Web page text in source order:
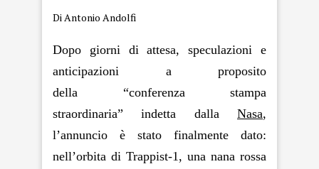
Di Antonio Andolfi
Dopo giorni di attesa, speculazioni e
anticipazioni a proposito
della “conferenza stampa
straordinaria” indetta dalla Nasa,
l’annuncio è stato finalmente dato:
nell’orbita di Trappist-1, una nana rossa